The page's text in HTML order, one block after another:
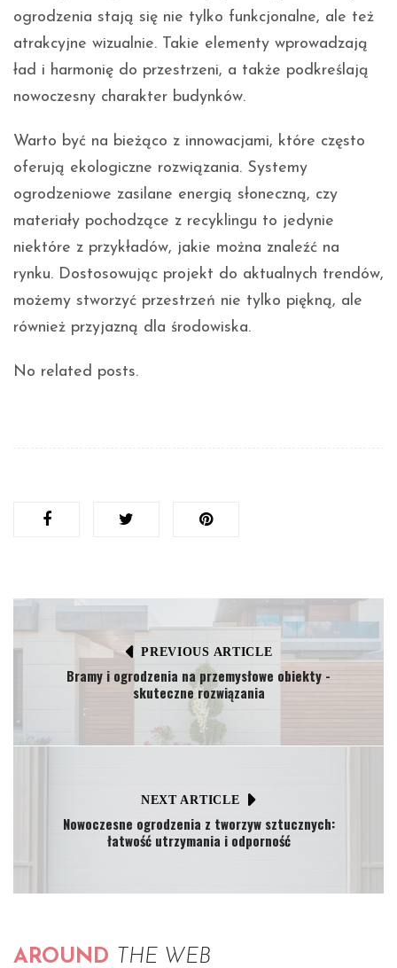
ogrodzenia stają się nie tylko funkcjonalne, ale też
atrakcyjne wizualnie. Takie elementy wprowadzają
ład i harmonię do przestrzeni, a także podkreślają
nowoczesny charakter budynków.
Warto być na bieżąco z innowacjami, które często
oferują ekologiczne rozwiązania. Systemy
ogrodzeniowe zasilane energią słoneczną, czy
materiały pochodzące z recyklingu to jedynie
niektóre z przykładów, jakie można znaleźć na
rynku. Dostosowując projekt do aktualnych trendów,
możemy stworzyć przestrzeń nie tylko piękną, ale
również przyjazną dla środowiska.
No related posts.
PREVIOUS ARTICLE
Bramy i ogrodzenia na przemysłowe obiekty -
skuteczne rozwiązania
NEXT ARTICLE
Nowoczesne ogrodzenia z tworzyw sztucznych:
łatwość utrzymania i odporność
AROUND THE WEB